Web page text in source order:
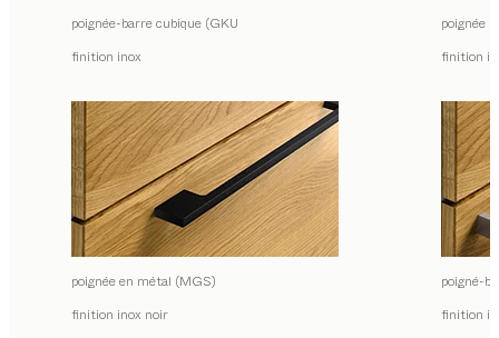
poignée-barre cubique (GKU
finition inox
poignée
finition
poignée en métal (MGS)
finition inox noir
poigné-
finition